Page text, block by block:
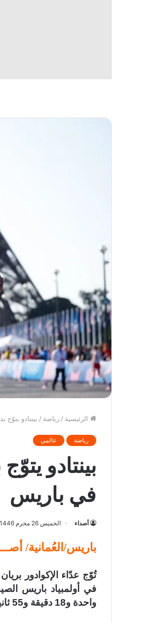
الرئيسية / رياضة / بينتادو يتوّج بذهبية سباق 20
رياضة عالمي
في باريس
أصداء الخميس 26 محرم 1446هـ 1-8-2024م
باريس/العُمانية/
في أولمبياد باريس
واحدة و18 دقيقة و55 ثانية.